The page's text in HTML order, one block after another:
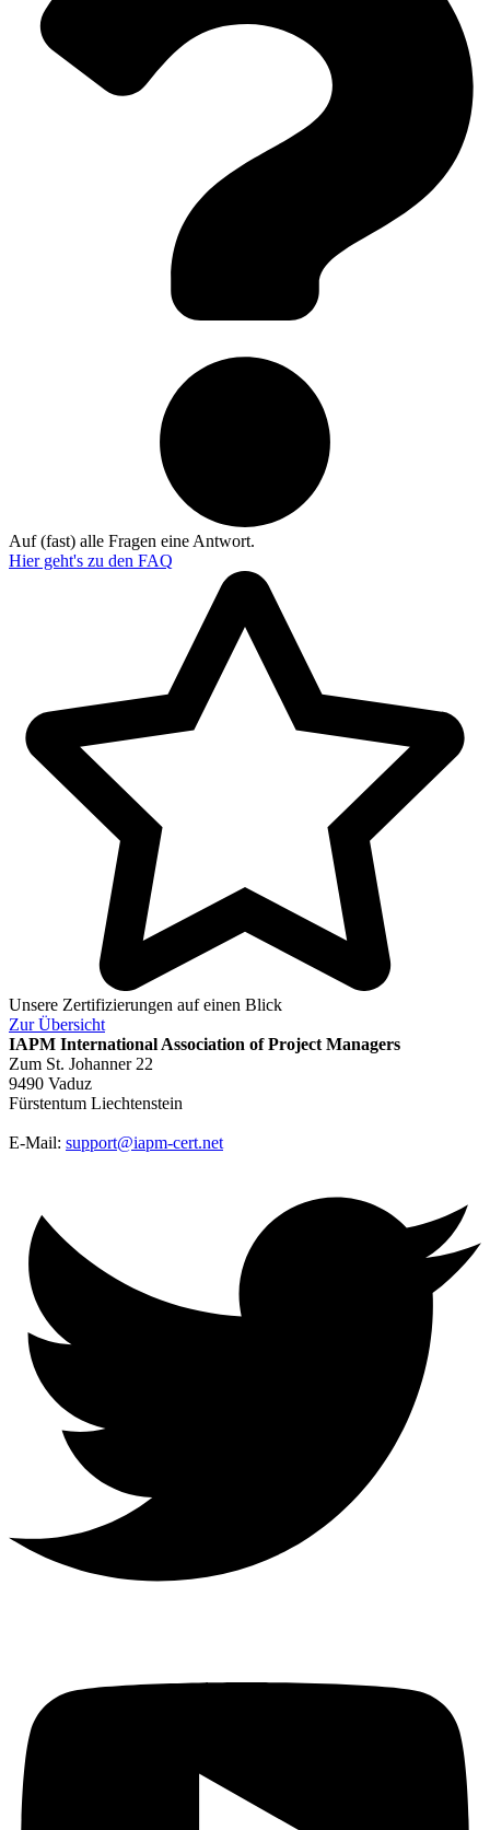
Auf (fast) alle Fragen eine Antwort.
Hier geht's zu den FAQ
Unsere Zertifizierungen auf einen Blick
ZurÜbersicht
IAPM International Association of Project Managers
Zum St. Johanner 22
9490 Vaduz
Fürstentum Liechtenstein
E-Mail: support@iapm-cert.net